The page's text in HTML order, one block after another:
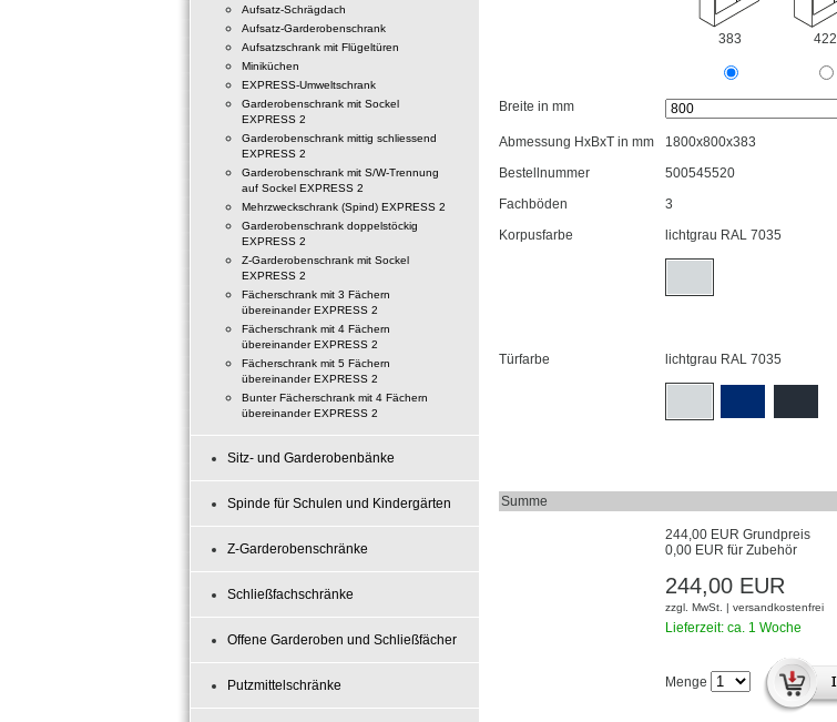
Aufsatz-Schrägdach
Aufsatz-Garderobenschrank
Aufsatzschrank mit Flügeltüren
Miniküchen
EXPRESS-Umweltschrank
Garderobenschrank mit Sockel
EXPRESS 2
Garderobenschrank mittig schliessend
EXPRESS 2
Garderobenschrank mit S/W-Trennung
auf Sockel EXPRESS 2
Mehrzweckschrank (Spind) EXPRESS 2
Garderobenschrank doppelstöckig
EXPRESS 2
Z-Garderobenschrank mit Sockel
EXPRESS 2
Fächerschrank mit 3 Fächern
übereinander EXPRESS 2
Fächerschrank mit 4 Fächern
übereinander EXPRESS 2
Fächerschrank mit 5 Fächern
übereinander EXPRESS 2
Bunter Fächerschrank mit 4 Fächern
übereinander EXPRESS 2
Sitz- und Garderobenbänke
Spinde für Schulen und Kindergärten
Z-Garderobenschränke
Schließfachschränke
Offene Garderoben und Schließfächer
Putzmittelschränke
383 422
Breite in mm
Abmessung HxBxT in mm
1800x800x383
Bestellnummer
500545520
Fachböden
3
Korpusfarbe
lichtgrau RAL 7035
Türfarbe lichtgrau RAL 7035
Summe
244,00 EUR Grundpreis
0,00 EUR für Zubehör
244,00 EUR
zzgl. MwSt. | versandkostenfrei
Lieferzeit: ca. 1 Woche
Menge